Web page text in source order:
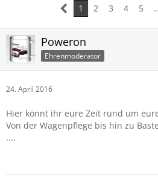
1
2 3 4 5
Poweron
Ehrenmoderator
24. April 2016
Hier könnt ihr eure Zeit rund um
Von der Wagenpflege bis hin zu
....